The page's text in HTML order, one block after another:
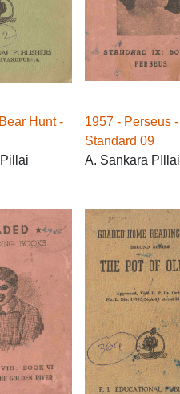
Hunt -
1957 - Perseus -
Standard 09
A. Sankara PIllai